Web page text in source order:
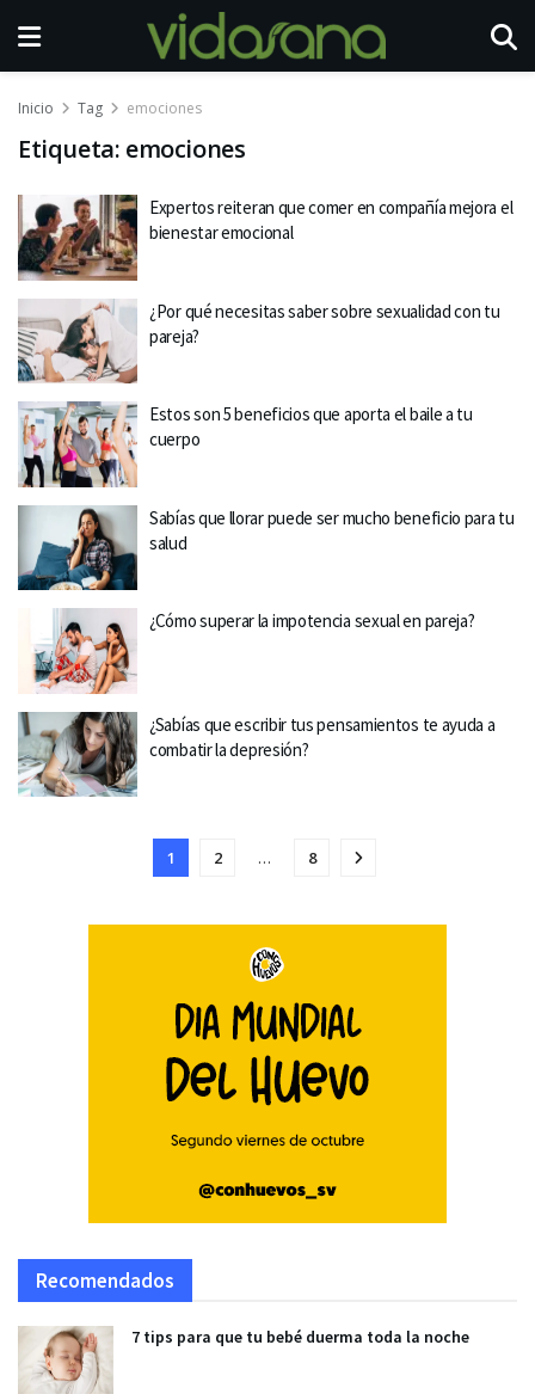
Inicio Tag emociones
Etiqueta: emociones
Expertos reiteran que comer en compañía mejora el
bienestar emocional
¿Por qué necesitas saber sobre sexualidad con tu
pareja?
Estos son 5 beneficios que aporta el baile a tu
cuerpo
Sabías que llorar puede ser mucho beneficio para tu
salud
¿Cómo superar la impotencia sexual en pareja?
¿Sabías que escribir tus pensamientos te ayuda a
combatir la depresión?
1 2 … 8
Recomendados
7 tips para que tu bebé duerma toda la noche